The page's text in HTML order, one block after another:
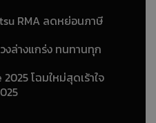
RMA ลดหย่อนภาษี
งล่างแกร่ง ทนทานทุก
โฉมใหม่สุดเร้าใจ